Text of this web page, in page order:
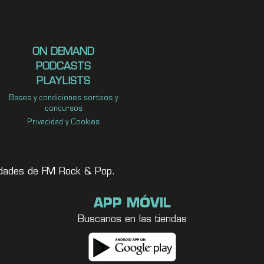
ON DEMAND
PODCASTS
PLAYLISTS
Bases y condiciones sorteos y
concursos
Privacidad y Cookies
de FM Rock & Pop.
APP MÓVIL
Buscanos en las tiendas